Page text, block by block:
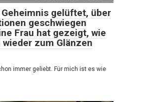
Geheimnis gelüftet, über
geschwiegen
Frau hat gezeigt, wie
zum Glänzen
immer geliebt. Für mich ist es wie